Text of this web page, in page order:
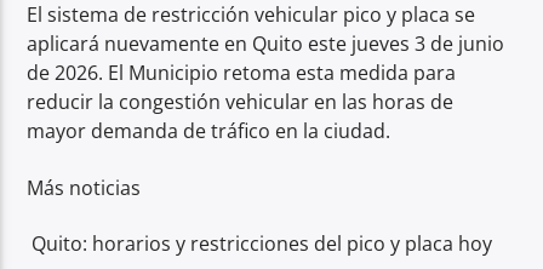
El sistema de restricción vehicular pico y placa se
aplicará nuevamente en Quito este jueves 3 de junio
de 2026. El Municipio retoma esta medida para
reducir la congestión vehicular en las horas de
mayor demanda de tráfico en la ciudad.
Más noticias
Quito: horarios y restricciones del pico y placa hoy